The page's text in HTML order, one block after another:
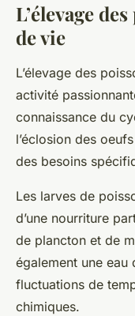
L’élevage
de vie
L’élevage des
activité
connaissance du
l’éclosion des
des besoins
Les larves de
d’une nourriture
de plancton et de
également une eau
fluctuations de
chimiques.